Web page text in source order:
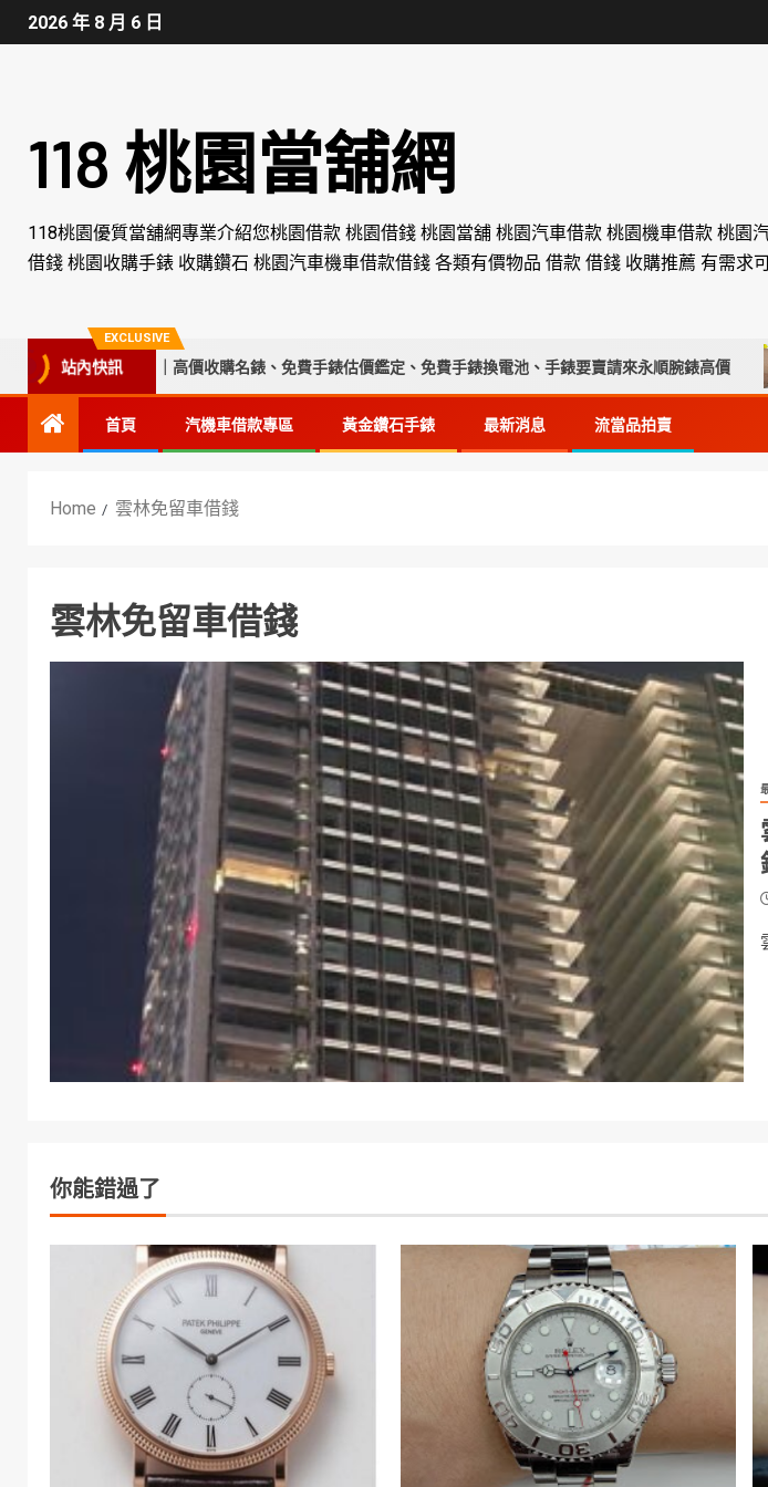
2026 年 8 月 6 日
118 桃園當舖網
118桃園優質當舖網專業介紹您桃園借款 桃園借錢 桃園當舖 桃園汽車借款 桃園機車借款 桃
借錢 桃園收購手錶 收購鑽石 桃園汽車機車借款借錢 各類有價物品 借款 借錢 收購推薦 有需
EXCLUSIVE
站內快訊
中收購手錶專家｜高價收購名錶、免費手錶估價鑑定、免費手錶換電池、手錶要賣請來永順腕錶高價
首頁 汽機車借款專區 黃金鑽石手錶 最新消息 流當品拍賣
Home 雲林免留車借錢
雲林免留車借錢
你能錯過了